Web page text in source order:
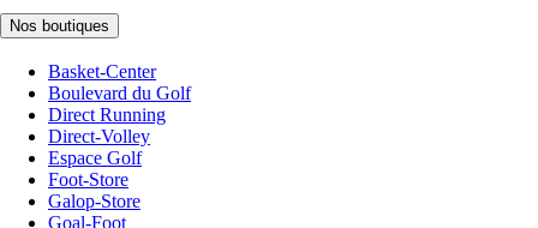
Nos boutiques
Basket-Center
Boulevard du Golf
Direct Running
Direct-Volley
Espace Golf
Foot-Store
Galop-Store
Goal-Foot